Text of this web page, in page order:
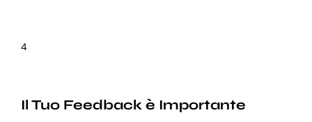
4
Il Tuo Feedback è Importante